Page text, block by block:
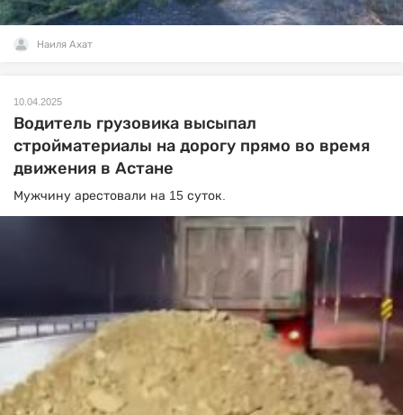
Наиля Ахат
10.04.2025
Водитель грузовика высыпал
стройматериалы на дорогу прямо во время
движения в Астане
Мужчину арестовали на 15 суток.